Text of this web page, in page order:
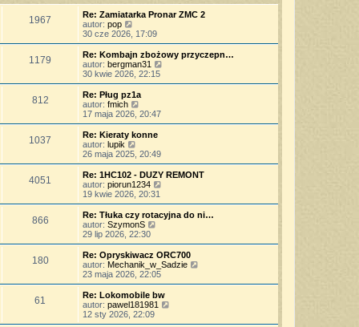
o
s
s
z
p
o
s
t
j
n
o
w
s
z
y
p
o
t
n
a
n
o
w
s
p
o
s
1967
Re: Zamiatarka Pronar ZMC 2
autor: pop
y
ś
w
i
e
t
l
n
a
j
o
w
s
z
y
p
o
s
t
30 cze 2026, 17:09
1179
Re: Kombajn zbożowy przyczepn…
autor: bergman31
ś
o
z
y
s
t
30 kwie 2026, 22:15
812
Re: Pług pz1a
autor: fmich
y
ś
w
e
l
n
a
j
o
w
s
z
y
p
o
s
t
17 maja 2026, 20:47
1037
Re: Kieraty konne
autor: lupik
y
ś
w
i
e
n
a
j
o
w
s
z
y
p
o
26 maja 2025, 20:49
4051
Re: 1HC102 - DUZY REMONT
autor: piorun1234
ś
w
i
l
n
a
o
w
19 kwie 2026, 20:31
866
Re: Tłuka czy rotacyjna do ni…
autor: SzymonS
ś
w
e
n
a
29 lip 2026, 22:30
180
Re: Opryskiwacz ORC700
autor: Mechanik_w_Sadzie
ś
23 maja 2026, 22:05
61
Re: Lokomobile bw
autor: pawel181981
ś
12 sty 2026, 22:09